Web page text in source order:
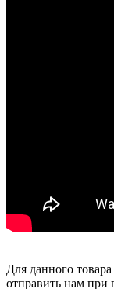
Для данного
отправить нам